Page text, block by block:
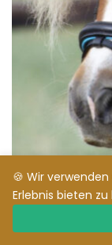
🍪 Wir
Erlebnis bieten zu